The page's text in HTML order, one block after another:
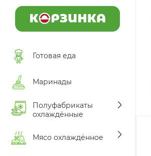
Готовая еда
Маринады
Полуфабрикаты
охлаждённые
Мясо охлаждённое